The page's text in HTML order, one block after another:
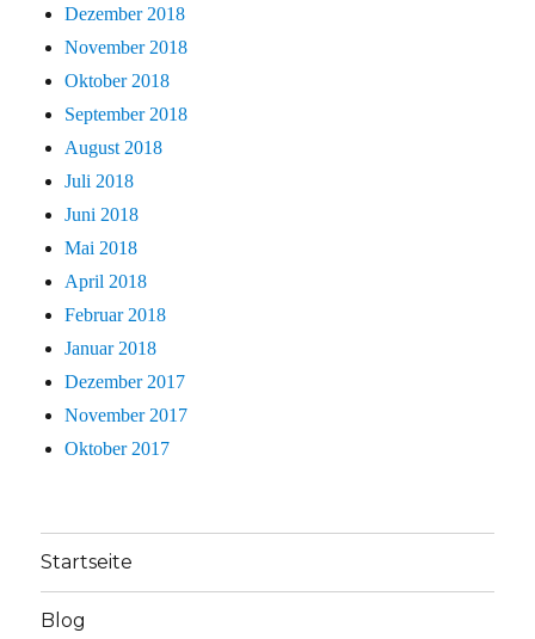
Dezember 2018
November 2018
Oktober 2018
September 2018
August 2018
Juli 2018
Juni 2018
Mai 2018
April 2018
Februar 2018
Januar 2018
Dezember 2017
November 2017
Oktober 2017
Startseite
Blog